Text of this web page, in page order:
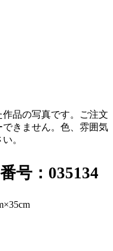
品の写真です。ご注文
きません。色、雰囲気
。
号：035134